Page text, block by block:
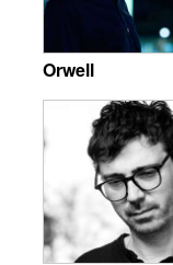
Orwell